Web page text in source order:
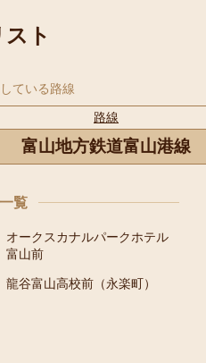
ト
ている路線
路線
富山地方鉄道富山港線
覧
オークスカナルパークホテル
富山前
龍谷富山高校前（永楽町）